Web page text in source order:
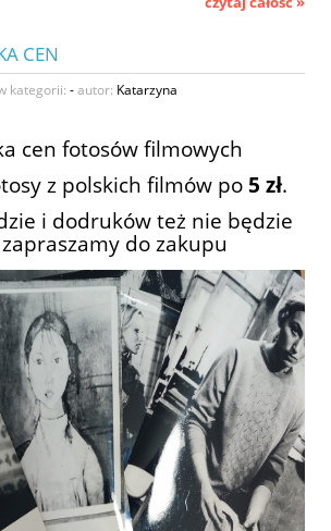
CEN
kategorii: -autor: Katarzyna
cen fotosów filmowych
z polskich filmów po 5 zł.
i dodruków też nie będzie
do zakupu